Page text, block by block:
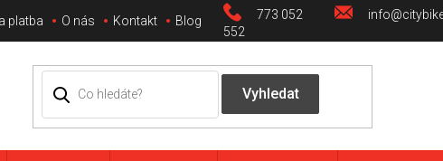
773 052
552
platba O nás Kontakt Blog